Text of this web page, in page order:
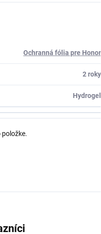
Ochranná fólia pre Honor
2 roky
Hydrogel
položke.